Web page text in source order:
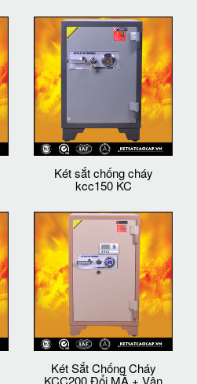
Két sắt chống cháy
kcc150 KC
Két Sắt Chống Cháy